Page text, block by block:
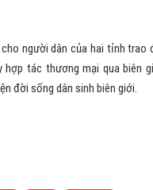
người dân của hai tỉnh trao
hợp tác thương mại qua biên
đời sống dân sinh biên giới.